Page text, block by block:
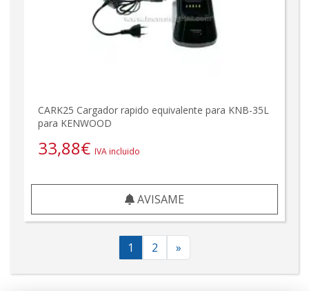
CARK25 Cargador rapido equivalente para KNB-35L
para KENWOOD
33,88€ IVA incluido
AVISAME
1 2 »